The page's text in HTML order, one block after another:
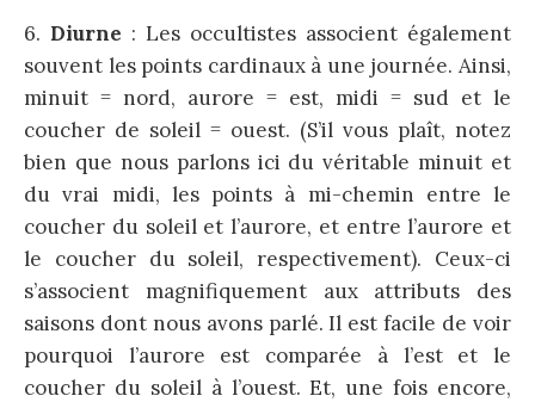
6. Diurne : Les occultistes associent également
souvent les points cardinaux à une journée. Ainsi,
minuit = nord, aurore = est, midi = sud et le
coucher de soleil = ouest. (S’il vous plaît, notez
bien que nous parlons ici du véritable minuit et
du vrai midi, les points à mi-chemin entre le
coucher du soleil et l’aurore, et entre l’aurore et
le coucher du soleil, respectivement). Ceux-ci
s’associent magnifiquement aux attributs des
saisons dont nous avons parlé. Il est facile de voir
pourquoi l’aurore est comparée à l’est et le
coucher du soleil à l’ouest. Et, une fois encore,